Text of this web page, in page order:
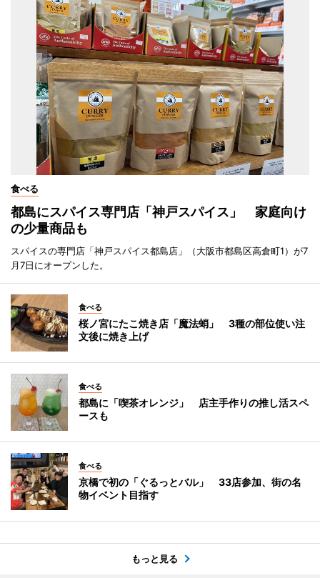
食べる
都島にスパイス専門店「神戸スパイス」 家庭向け
の少量商品も
スパイスの専門店「神戸スパイス都島店」（大阪市都島区高倉町1）が7
月7日にオープンした。
食べる
桜ノ宮にたこ焼き店「魔法蛸」 3種の部位使い注
文後に焼き上げ
食べる
都島に「喫茶オレンジ」 店主手作りの推し活スペ
ースも
食べる
京橋で初の「ぐるっとバル」 33店参加、街の名
物イベント目指す
もっと見る